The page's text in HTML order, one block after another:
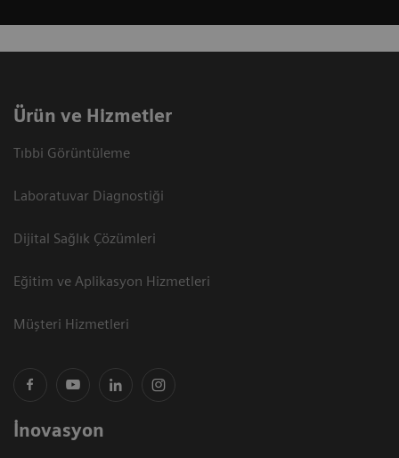
Ürün ve Hizmetler
Tıbbi Görüntüleme
Laboratuvar Diagnostiği
Dijital Sağlık Çözümleri
Eğitim ve Aplikasyon Hizmetleri
Müşteri Hizmetleri
İnovasyon